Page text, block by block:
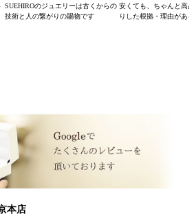
SUEHIROのジュエリーは古くからの
技術と人の繋がりの賜物です
安くても、ちゃんと高
りした根拠・理由があ
本店